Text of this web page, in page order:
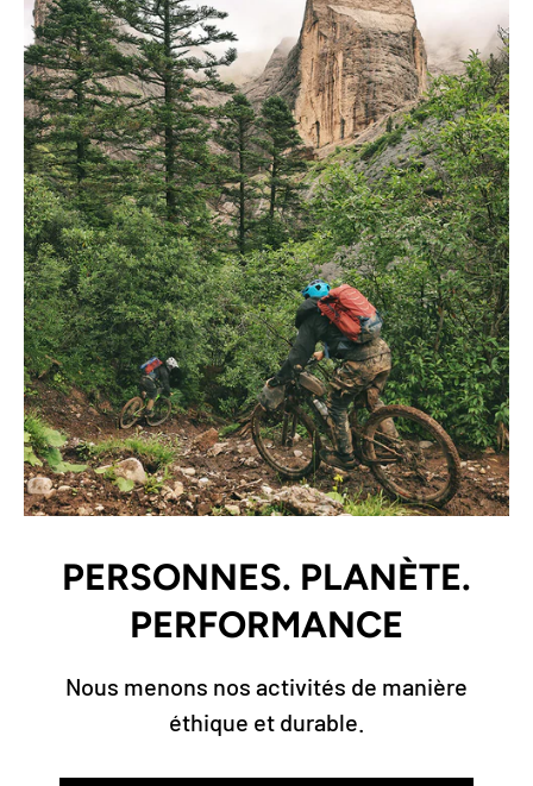
PERSONNES. PLANÈTE.
PERFORMANCE
Nous menons nos activités de manière
éthique et durable.